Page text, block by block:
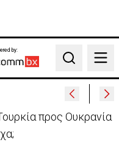
by:
Search
στο Καλό Χωριό